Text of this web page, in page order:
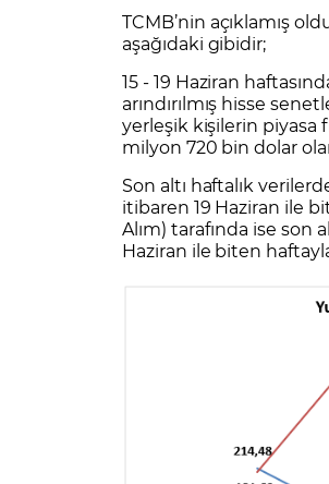
İŞLEM
GCM Trader
Sorularla Borsa
Yurt Dışı Bilanço
Yasal Bildirimler
TCMB’nin açıklamış
aşağıdaki gibidir;
15 - 19 Haziran
arındırılmış hisse
yerleşik kişilerin piyasa
milyon 720 bin dolar
Son altı haftalık
itibaren 19 Haziran ile
Alım) tarafında ise son
Haziran ile biten